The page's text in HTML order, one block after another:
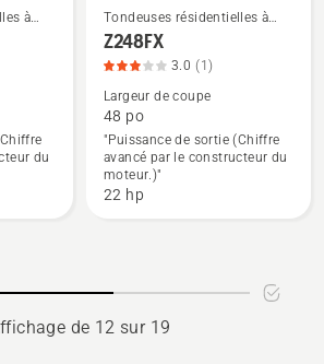
à
du
Voir
plus
de
détails
sur
Z248FX,
note
5
Tondeuses résidentielles à
rayon de braquage zéro
Z248FX
3.0 (1)
Largeur de coupe
48 po
"Puissance de sortie (Chiffre
avancé par le constructeur du
moteur.)"
22 hp
de 12 sur 19